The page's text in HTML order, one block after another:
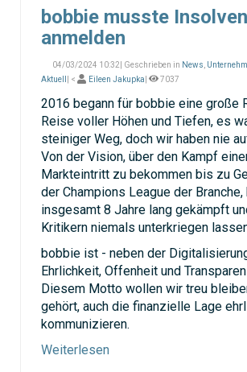
bobbie musste
anmelden
04/03/2024 10:32| Geschrieben in News
Aktuell
| < Eileen Jakupka 7037
2016 begann für bobbie eine große
Reise voller Höhen und Tiefen, es
steiniger Weg, doch wir haben nie
Von der Vision, über den Kampf
Markteintritt zu bekommen bis zu
der Champions League der Branche,
insgesamt 8 Jahre lang gekämpft
Kritikern niemals unterkriegen
bobbie ist - neben der
Ehrlichkeit, Offenheit und
Diesem Motto wollen wir treu
gehört, auch die finanzielle Lage
kommunizieren.
Weiterlesen